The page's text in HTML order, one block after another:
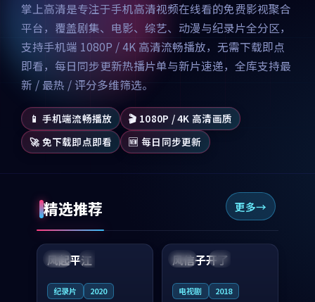
掌上高清是专注于手机高清视频在线看的免费影视聚合
平台，覆盖剧集、电影、综艺、动漫与纪录片全分区，
支持手机端 1080P / 4K 高清流畅播放，无需下载即点
即看，每日同步更新热播片单与新片速递，全库支持最
新 / 最热 / 评分多维筛选。
📱 手机端流畅播放
🎬 1080P / 4K 高清画质
🚀 免下载即点即看
🆕 每日同步更新
精选推荐 更多
美国 完结
99:07
风起平江
纪录片 2020
法国 4K
99:21
风信子开了
电视剧 2018